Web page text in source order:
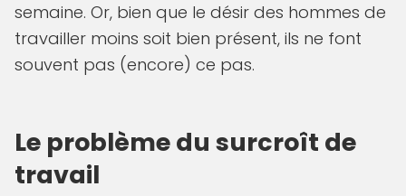
semaine. Or, bien que le désir des hommes de
travailler moins soit bien présent, ils ne font
souvent pas (encore) ce pas.
Le problème du surcroît de
travail